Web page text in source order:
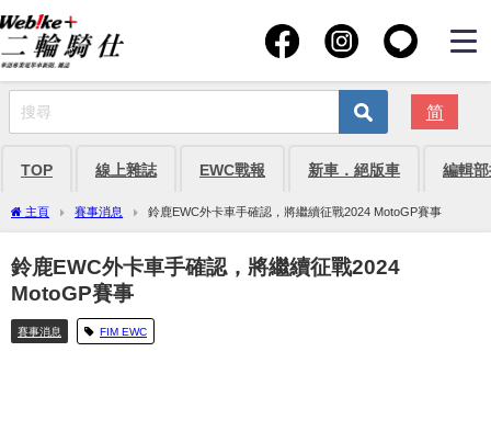
简
TOP 線上雜誌 EWC戰報 新車．絕版車 編輯
主頁 賽事消息 鈴鹿EWC外卡車手確認，將繼續征戰2024 MotoGP賽事
鈴鹿EWC外卡車手確認，將繼續征戰2024
MotoGP賽事
賽事消息 FIM EWC